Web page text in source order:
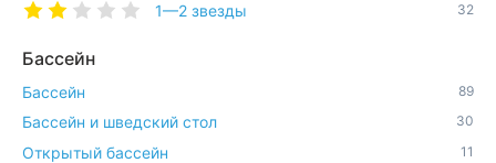
1—2 звезды 32
Бассейн
Бассейн 89
Бассейн и шведский стол 30
Открытый бассейн 11